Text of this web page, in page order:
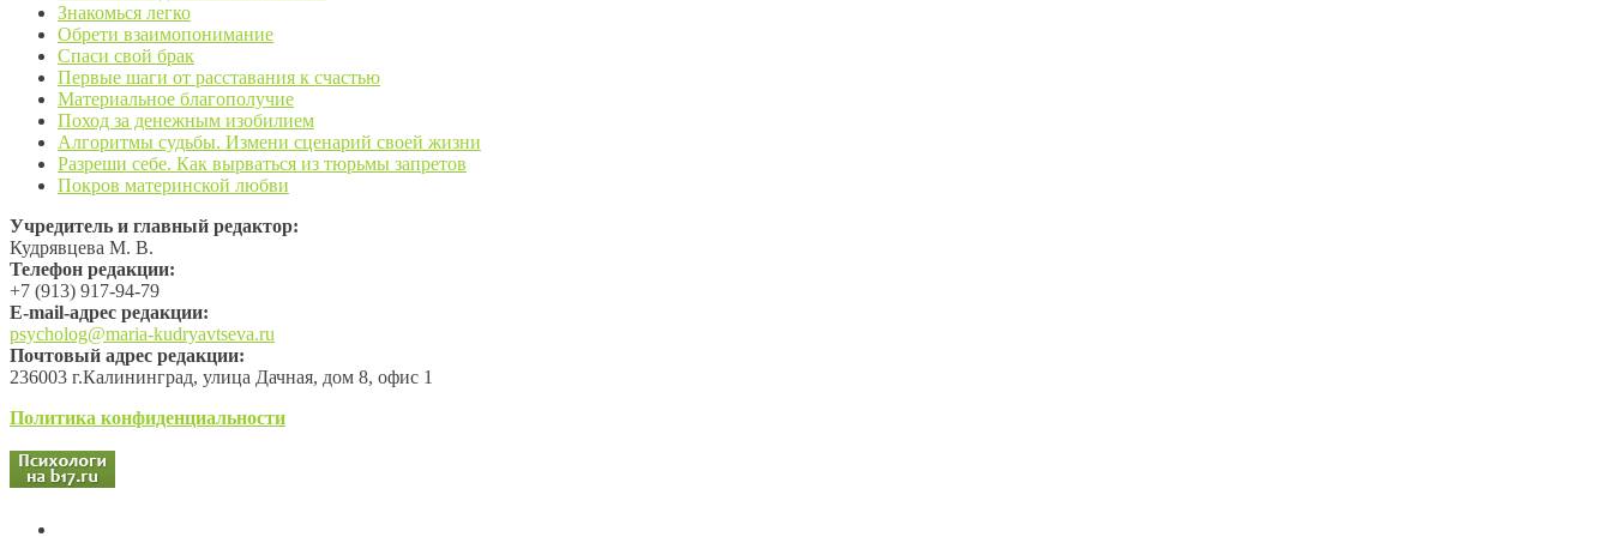
Знакомься легко
Обрети взаимопонимание
Спаси свой брак
Первые шаги от расставания к счастью
Материальное благополучие
Поход за денежным изобилием
Алгоритмы судьбы. Измени сценарий своей жизни
Разреши себе. Как вырваться из тюрьмы запретов
Покров материнской любви
Учредитель и главный редактор:
Кудрявцева М. В.
Телефон редакции:
+7 (913) 917-94-79
Е-mail-адрес редакции:
psycholog@maria-kudryavtseva.ru
Почтовый адрес редакции:
236003 г.Калининград, улица Дачная, дом 8, офис 1
Политика конфиденциальности